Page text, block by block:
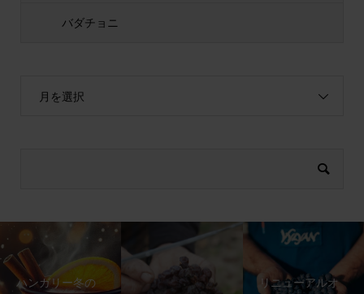
バダチョニ
月を選択
ハンガリー冬の
リニューアルオ